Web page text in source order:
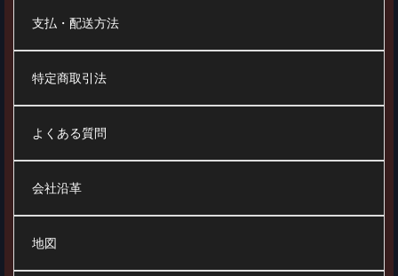
支払・配送方法
特定商取引法
よくある質問
会社沿革
地図